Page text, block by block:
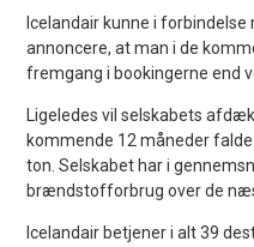
Icelandair kunne i
annoncere, at man i de
fremgang i bookingerne end
Ligeledes vil selskabets
kommende 12 måneder
ton. Selskabet har i
brændstofforbrug over de
Icelandair betjener i alt 39